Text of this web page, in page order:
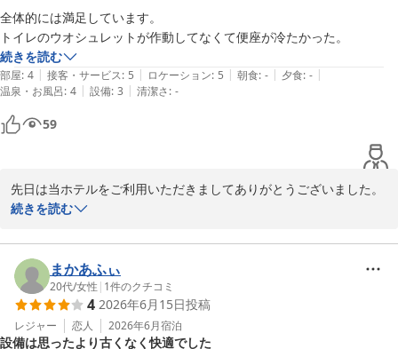
全体的には満足しています。
トイレのウオシュレットが作動してなくて便座が冷たかった。
続きを読む
部屋: 4 | 接客・サービス: 5 | ロケーション: 5 | 朝食: - | 夕食: - |
温泉・お風呂: 4 | 設備: 3 | 清潔さ: -
59
先日は当ホテルをご利用いただきましてありがとうございました。
トイレの件はご不便をおかけいたしまして申し訳ございませんでし
再度メンテナンス作業を確実にお客様にご不便をおかけしないよう
心がけてまいります。
Hotel 鎌倉 mori
2026-06-30
続きを読む
まかあふぃ
20代/女性 | 1件のクチコミ
4 2026年6月15日投稿
レジャー 恋人 2026年6月宿泊
設備は思ったより古くなく快適でした